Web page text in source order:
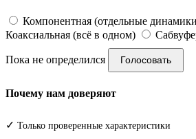
Компонентная (отдельные
Коаксиальная (всё в одном)
Пока не определился Голосовать
Почему нам доверяют
✓ Только проверенные характеристики